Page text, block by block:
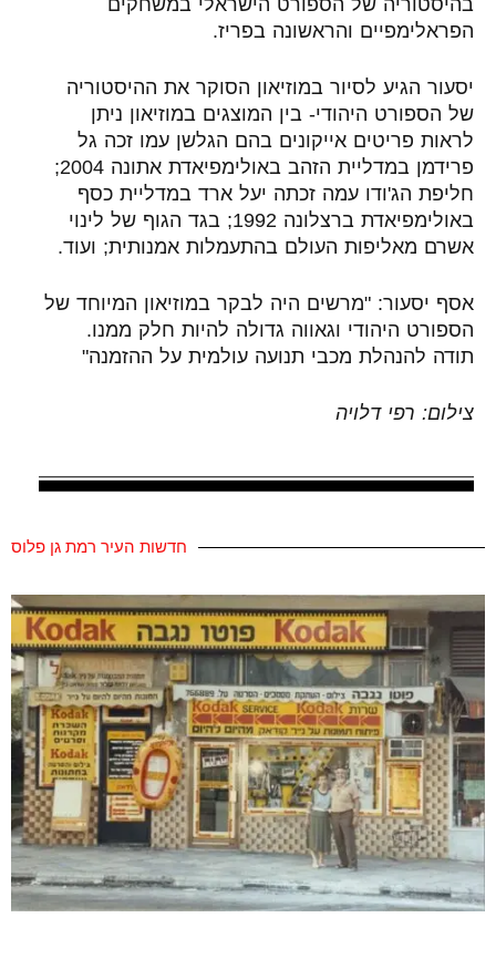
הפראלימפיים והראשונה בפריז.
יסעור הגיע לסיור במוזיאון הסוקר את ההיסטוריה
של הספורט היהודי- בין המוצגים במוזיאון ניתן
לראות פריטים אייקונים בהם הגלשן עמו זכה גל
פרידמן במדליית הזהב באולימפיאדת אתונה 2004;
חליפת הג'ודו עמה זכתה יעל ארד במדליית כסף
באולימפיאדת ברצלונה 1992; בגד הגוף של לינוי
אשרם מאליפות העולם בהתעמלות אמנותית; ועוד.
אסף יסעור: "מרשים היה לבקר במוזיאון המיוחד של
הספורט היהודי וגאווה גדולה להיות חלק ממנו.
תודה להנהלת מכבי תנועה עולמית על ההזמנה"
צילום: רפי דלויה
חדשות העיר רמת גן פלוס